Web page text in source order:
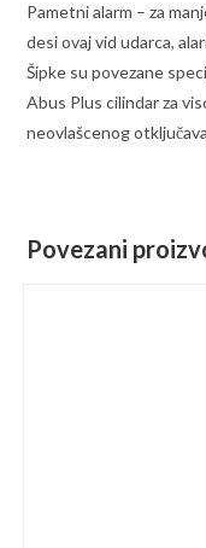
Pametni alarm – za
desi ovaj vid udarca,
Šipke su povezane
Abus Plus cilindar za
neovlašcenog
Povezani